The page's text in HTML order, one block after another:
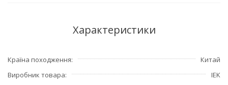
Характеристики
Країна походження
Китай
Виробник товара
IEK